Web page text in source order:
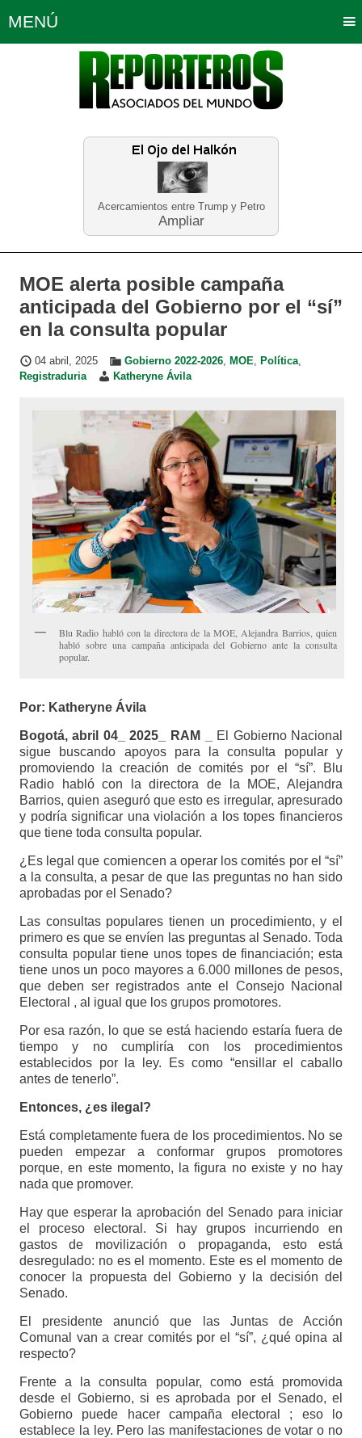
Acercamientos entre Trump y Petro
Ampliar
MENÚ
Política Opinión Bogotá
Planeta Tierra Deportes
Educación Neira
MOE alerta posible campaña
anticipada del Gobierno por el “sí”
en la consulta popular
04 abril, 2025 Gobierno 2022-2026, MOE, Política,
Registraduria
Katheryne Ávila
Blu Radio habló con la directora de la MOE, Alejandra Barrios, quien
habló sobre una campaña anticipada del Gobierno ante la consulta
popular.
Por: Katheryne Ávila
Bogotá, abril 04_ 2025_ RAM _
El Gobierno Nacional
sigue buscando apoyos para la consulta popular y
promoviendo la creación de comités por el “sí”. Blu
Radio habló con la directora de la MOE, Alejandra
Barrios, quien aseguró que esto es irregular, apresurado
y podría significar una violación a los topes financieros
que tiene toda consulta popular.
¿Es legal que comiencen a operar los comités por el “sí”
a la consulta, a pesar de que las preguntas no han sido
aprobadas por el Senado?
Las consultas populares tienen un procedimiento, y el
primero es que se envíen las preguntas al Senado. Toda
consulta popular tiene unos topes de financiación; esta
tiene unos un poco mayores a 6.000 millones de pesos,
que deben ser registrados ante el Consejo Nacional
Electoral , al igual que los grupos promotores.
Por esa razón, lo que se está haciendo estaría fuera de
tiempo y no cumpliría con los procedimientos
establecidos por la ley. Es como “ensillar el caballo
antes de tenerlo”.
Entonces, ¿es ilegal?
Está completamente fuera de los procedimientos. No se
pueden empezar a conformar grupos promotores
porque, en este momento, la figura no existe y no hay
nada que promover.
Hay que esperar la aprobación del Senado para iniciar
el proceso electoral. Si hay grupos incurriendo en
gastos de movilización o propaganda, esto está
desregulado: no es el momento. Este es el momento de
conocer la propuesta del Gobierno y la decisión del
Senado.
El presidente anunció que las Juntas de Acción
Comunal van a crear comités por el “sí”, ¿qué opina al
respecto?
Frente a la consulta popular, como está promovida
desde el Gobierno, si es aprobada por el Senado, el
Gobierno puede hacer campaña electoral ; eso lo
establece la ley. Pero las manifestaciones de votar o no